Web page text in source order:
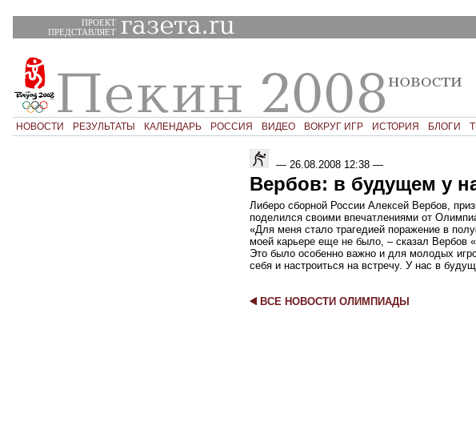
ПРОЕКТ
ПРЕДСТАВЛЯЕТ
НОВОСТИ РЕЗУЛЬТАТЫ КАЛЕНДАРЬ РОССИЯ ВИДЕО ВОКРУГ ИГР ИСТОРИЯ БЛОГИ
— 26.08.2008 12:38 —
Вербов: в будущем у
Либеро сборной России Алексей Вербов,
поделился своими впечатлениями от
«Для меня стало трагедией поражение в
моей карьере еще не было, – сказал Вербов
Это было особенно важно и для молодых
себя и настроиться на встречу. У нас в
ВСЕ НОВОСТИ ОЛИМПИАДЫ